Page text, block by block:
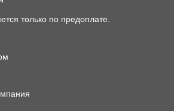
только по предоплате.